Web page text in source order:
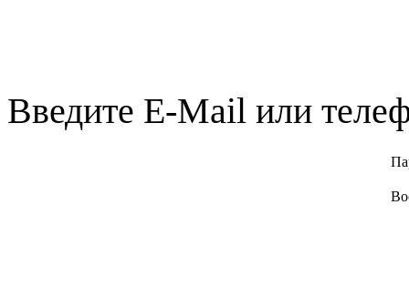
Введите E-Mail или